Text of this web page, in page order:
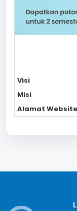
Visi
Misi
Alamat Website